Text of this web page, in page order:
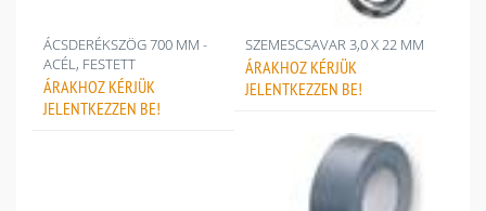
ÁCSDERÉKSZÖG 700 MM -
ACÉL, FESTETT
ÁRAKHOZ KÉRJÜK
JELENTKEZZEN BE!
SZEMESCSAVAR 3,0 X 22 MM
ÁRAKHOZ KÉRJÜK
JELENTKEZZEN BE!